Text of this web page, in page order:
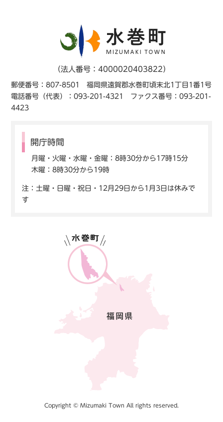
（法人番号：4000020403822）
郵便番号：807-8501 福岡県遠賀郡水巻町頃末北1丁目1番1号
電話番号（代表）：093-201-4321 ファクス番号：093-201-
4423
開庁時間
月曜・火曜・水曜・金曜：8時30分から17時15分
木曜：8時30分から19時
注：土曜・日曜・祝日・12月29日から1月3日は休みで
す
Copyright © Mizumaki Town All rights reserved.